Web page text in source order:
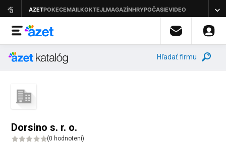
Hľadať firmu
Dorsino s. r. o.
(0 hodnotení)